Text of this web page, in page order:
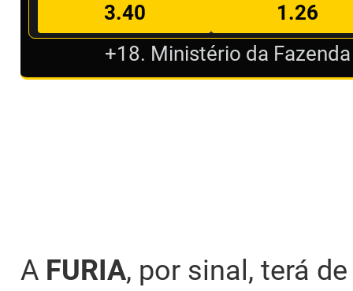
3.40
1.26
+18. Ministério da
A FURIA, por sinal, terá